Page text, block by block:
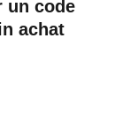
un code
achat